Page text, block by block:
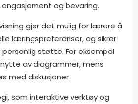
og bevaring.
gjør det mulig for lærere å
læringspreferanser, og sikrer
støtte. For eksempel
av diagrammer, mens
med diskusjoner.
som interaktive verktøy og